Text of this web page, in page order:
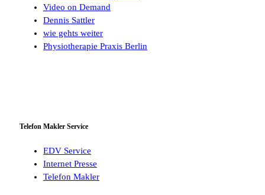
Video on Demand
Dennis Sattler
wie gehts weiter
Physiotherapie Praxis Berlin
Telefon Makler Service
EDV Service
Internet Presse
Telefon Makler